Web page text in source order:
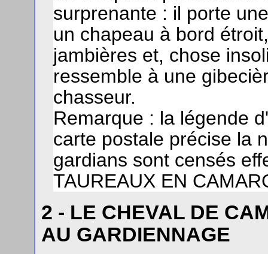
surprenante : il porte
un chapeau à bord
jambières et, chose
ressemble à une
chasseur.
Remarque : la légende
carte postale précise la
gardians sont censés
TAUREAUX EN
2 - LE CHEVAL DE
AU GARDIENNAGE